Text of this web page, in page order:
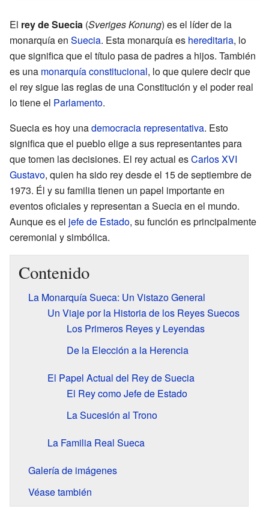
El rey de Suecia (Sveriges Konung) es el líder de la
monarquía en Suecia. Esta monarquía es hereditaria, lo
que significa que el título pasa de padres a hijos. También
es una monarquía constitucional, lo que quiere decir que
el rey sigue las reglas de una Constitución y el poder real
lo tiene el Parlamento.
Suecia es hoy unademocracia representativa. Esto
significa que el pueblo elige a sus representantes para
que tomen las decisiones. El rey actual esCarlos XVI
Gustavo, quien ha sido rey desde el 15 de septiembre de
1973. Él y su familia tienen un papel importante en
eventos oficiales y representan a Suecia en el mundo.
Aunque es el jefe de Estado, su función es principalmente
ceremonial y simbólica.
Contenido
La Monarquía Sueca: Un Vistazo General
Un Viaje por la Historia de los Reyes Suecos
Los Primeros Reyes y Leyendas
De la Elección a la Herencia
El Papel Actual del Rey de Suecia
El Rey como Jefe de Estado
La Sucesión al Trono
La Familia Real Sueca
Galería de imágenes
Véase también